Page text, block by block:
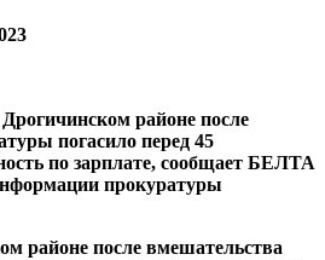
районе после
погасило перед 45
по зарплате, сообщает БЕЛТА
прокуратуры